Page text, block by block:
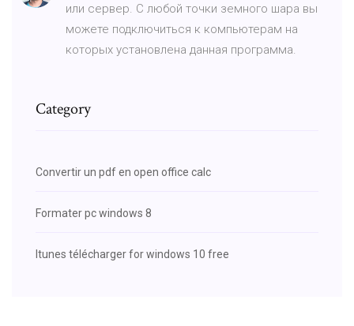
или сервер. С любой точки земного шара вы
можете подключиться к компьютерам на
которых установлена данная программа.
Category
Convertir un pdf en open office calc
Formater pc windows 8
Itunes télécharger for windows 10 free